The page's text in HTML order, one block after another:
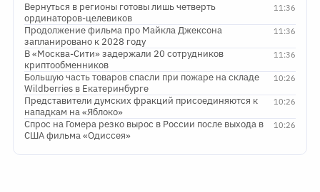
11:36
Вернуться в регионы готовы лишь четверть
ординаторов-целевиков
11:36
Продолжение фильма про Майкла Джексона
запланировано к 2028 году
11:36
В «Москва-Сити» задержали 20 сотрудников
криптообменников
10:26
Большую часть товаров спасли при пожаре на складе
Wildberries в Екатеринбурге
10:26
Представители думских фракций присоединяются к
нападкам на «Яблоко»
10:26
Спрос на Гомера резко вырос в России после выхода в
США фильма «Одиссея»